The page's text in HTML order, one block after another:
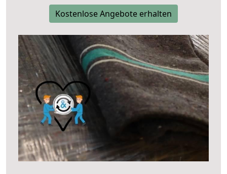
Kostenlose Angebote erhalten